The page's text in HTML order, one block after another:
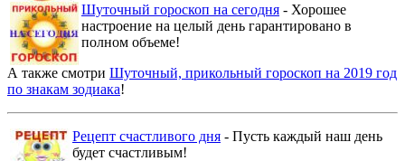
Шуточный гороскоп на сегодня - Хорошее
настроение на целый день гарантировано в
полном объеме!
А также смотри Шуточный, прикольный гороскоп на 2019 год
по знакам зодиака!
Рецепт счастливого дня - Пусть каждый наш день
будет счастливым!